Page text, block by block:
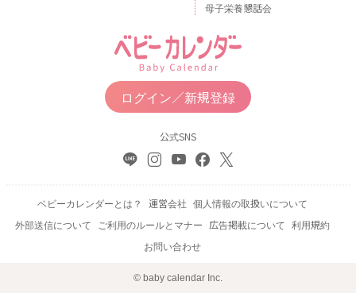
母子栄養懇話会
ログイン／新規登録
公式SNS
ベビーカレンダーとは？ 運営会社 個人情報の取扱いについて
外部送信について
ご利用のルールとマナー 広告掲載について 利用規約
お問い合わせ
© baby calendar Inc.